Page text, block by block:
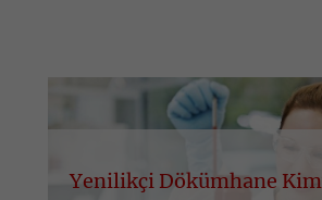
Yenilikçi Dökümhane